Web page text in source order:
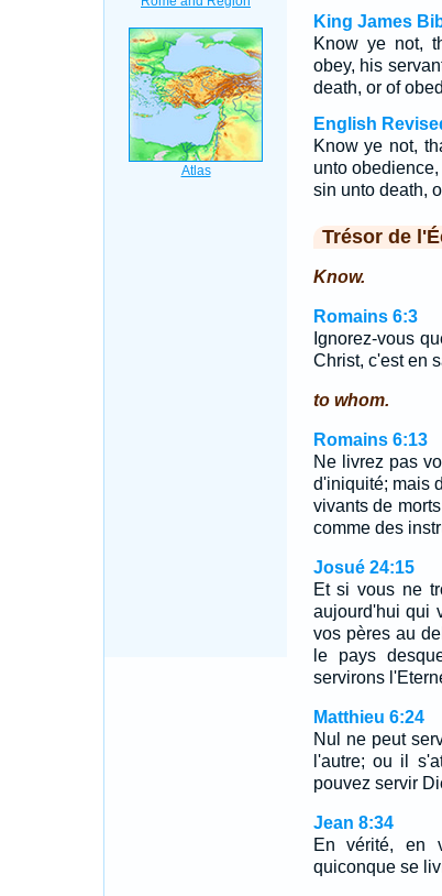
King James
Know ye not,
obey, his
death, or of
English
Know ye not,
unto
sin unto death,
Trésor de
Know.
Romains 6:3
Ignorez-vous
Christ, c'est en
to whom.
Romains 6:13
Ne livrez pas
d'iniquité; mais
vivants de
comme des
Josué 24:15
Et si vous ne
aujourd'hui qui
vos pères au
le pays
servirons
Matthieu 6:24
Nul ne peut
l'autre; ou il
pouvez servir
Jean 8:34
En vérité, en
quiconque se